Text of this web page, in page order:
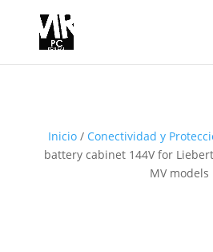
Inicio/ Conectividad y
battery cabinet 144V for Liebert
MV models